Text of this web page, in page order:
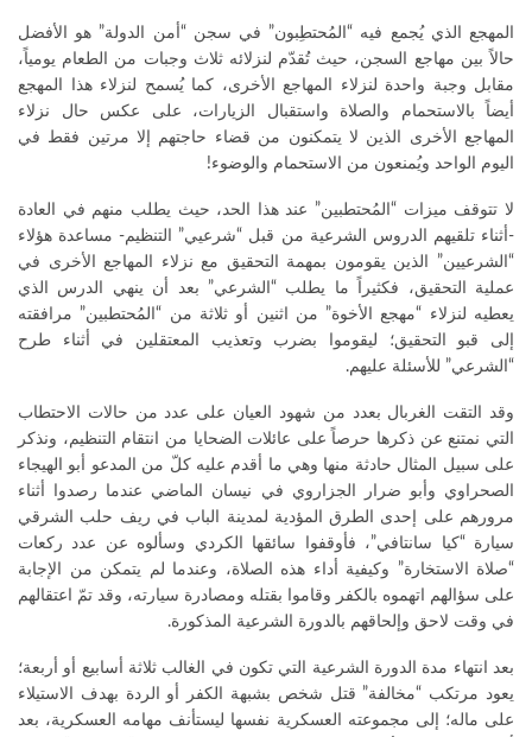
المهجع الذي يُجمع فيه “المُحتطِبون” في سجن “أمن الدولة” هو الأفضل
حالاً بين مهاجع السجن، حيث تُقدّم لنزلائه ثلاث وجبات من الطعام يومياً،
مقابل وجبة واحدة لنزلاء المهاجع الأخرى، كما يُسمح لنزلاء هذا المهجع
أيضاً بالاستحمام والصلاة واستقبال الزيارات، على عكس حال نزلاء
المهاجع الأخرى الذين لا يتمكنون من قضاء حاجتهم إلا مرتين فقط في
اليوم الواحد ويُمنعون من الاستحمام والوضوء!
لا تتوقف ميزات “المُحتطبين” عند هذا الحد، حيث يطلب منهم في العادة
-أثناء تلقيهم الدروس الشرعية من قبل “شرعيي” التنظيم- مساعدة هؤلاء
“الشرعيين” الذين يقومون بمهمة التحقيق مع نزلاء المهاجع الأخرى في
عملية التحقيق، فكثيراً ما يطلب “الشرعي” بعد أن ينهي الدرس الذي
يعطيه لنزلاء “مهجع الأخوة” من اثنين أو ثلاثة من “المُحتطبين” مرافقته
إلى قبو التحقيق؛ ليقوموا بضرب وتعذيب المعتقلين في أثناء طرح
“الشرعي” للأسئلة عليهم.
وقد التقت الغربال بعدد من شهود العيان على عدد من حالات الاحتطاب
التي نمتنع عن ذكرها حرصاً على عائلات الضحايا من انتقام التنظيم، ونذكر
على سبيل المثال حادثة منها وهي ما أقدم عليه كلّ من المدعو أبو الهيجاء
الصحراوي وأبو ضرار الجزاروي في نيسان الماضي عندما رصدوا أثناء
مرورهم على إحدى الطرق المؤدية لمدينة الباب في ريف حلب الشرقي
سيارة “كيا سانتافي”، فأوقفوا سائقها الكردي وسألوه عن عدد ركعات
“صلاة الاستخارة” وكيفية أداء هذه الصلاة، وعندما لم يتمكن من الإجابة
على سؤالهم اتهموه بالكفر وقاموا بقتله ومصادرة سيارته، وقد تمّ اعتقالهم
في وقت لاحق وإلحاقهم بالدورة الشرعية المذكورة.
بعد انتهاء مدة الدورة الشرعية التي تكون في الغالب ثلاثة أسابيع أو أربعة؛
يعود مرتكب “مخالفة” قتل شخص بشبهة الكفر أو الردة بهدف الاستيلاء
على ماله؛ إلى مجموعته العسكرية نفسها ليستأنف مهامه العسكرية، بعد